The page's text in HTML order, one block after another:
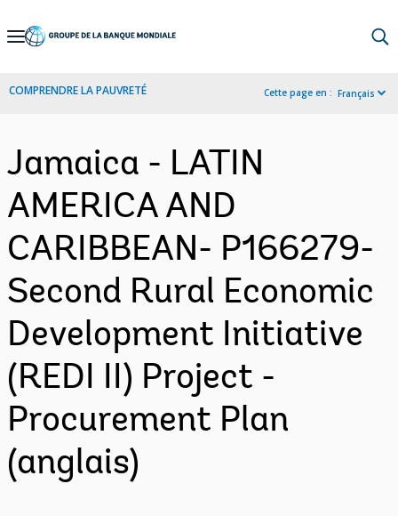
Skip
Navigation
COMPRENDRE LA PAUVRETÉ Cette page en : Français
Jamaica - LATIN
AMERICA AND
CARIBBEAN- P166279-
Second Rural Economic
Development Initiative
(REDI II) Project -
Procurement Plan
(anglais)